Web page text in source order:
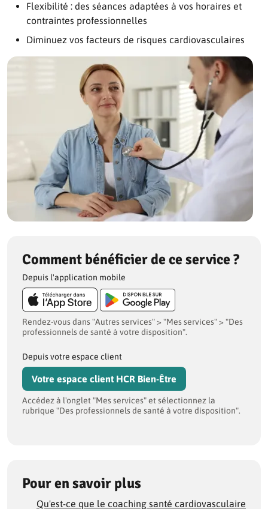
Flexibilité : des séances adaptées à vos horaires et
contraintes professionnelles
Diminuez vos facteurs de risques cardiovasculaires
Comment bénéficier de ce service ?
Depuis l'application mobile
Rendez-vous dans "Autres services" > "Mes services" > "Des
professionnels de santé à votre disposition".
Depuis votre espace client
Votre espace client HCR Bien-Être
Accédez à l'onglet "Mes services" et sélectionnez la
rubrique "Des professionnels de santé à votre disposition".
Pour en savoir plus
Qu'est-ce que le coaching santé cardiovasculaire